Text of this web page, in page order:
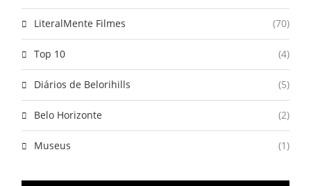
LiteralMente Filmes (70)
Top 10 (4)
Diários de Belorihills (5)
Belo Horizonte (2)
Museus (1)